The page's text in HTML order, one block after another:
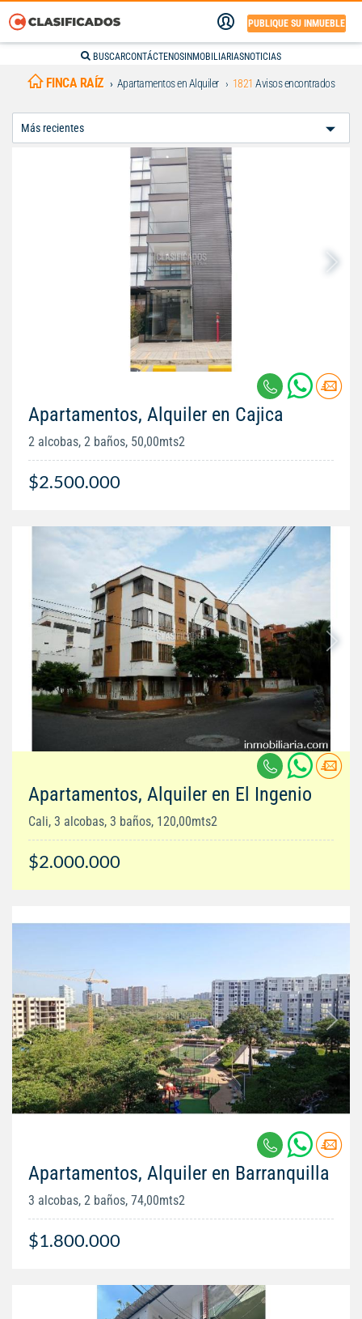
PUBLIQUE SU INMUEBLE
BUSCARCONTÁCTENOS INMOBILIARIASNOTICIAS
FINCA RAÍZ Apartamentos en Alquiler 1821 Avisos encontrados
Apartamentos, Alquiler en Cajica
2 alcobas, 2 baños, 50,00mts2
$2.500.000
Apartamentos, Alquiler en El Ingenio
Cali, 3 alcobas, 3 baños, 120,00mts2
$2.000.000
Apartamentos, Alquiler en Barranquilla
3 alcobas, 2 baños, 74,00mts2
$1.800.000